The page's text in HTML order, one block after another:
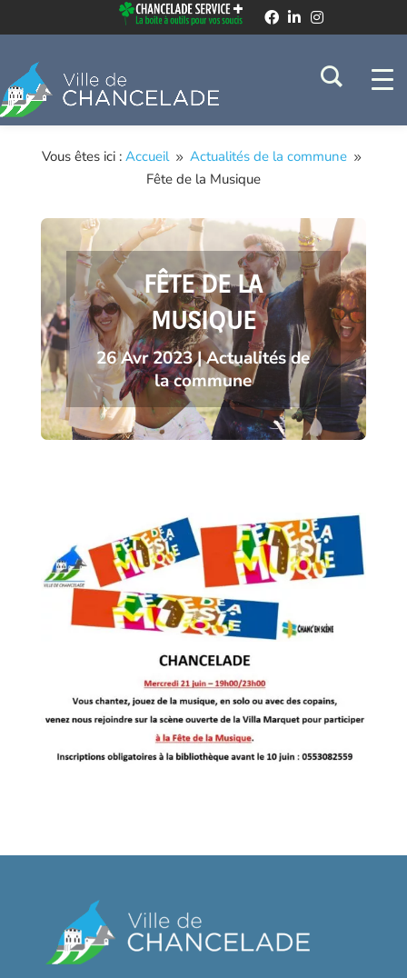
Vous êtes ici :Accueil 9 Actualités de la commune 9
Fête de la Musique
FÊTE DE LA
MUSIQUE
26 Avr 2023|Actualités de
la commune